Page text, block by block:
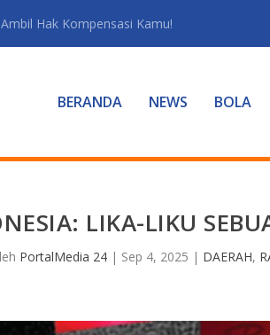
Hak Kompensasi Kamu!
BERANDA NEWS BOLA
LIKA-LIKU
PortalMedia 24 | Sep 4, 2025 | DAERAH,